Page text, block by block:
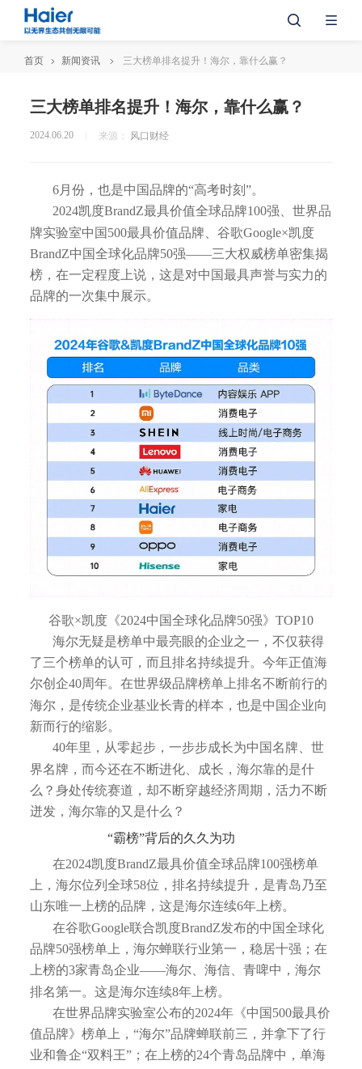
首页 新闻资讯 三大榜单排名提升！海尔，靠什么赢？
三大榜单排名提升！海尔，靠什么赢？
2024.06.20 来源： 风口财经
6月份，也是中国品牌的“高考时刻”。
2024凯度BrandZ最具价值全球品牌100强、世界品
牌实验室中国500最具价值品牌、谷歌Google×凯度
BrandZ中国全球化品牌50强——三大权威榜单密集揭
榜，在一定程度上说，这是对中国最具声誉与实力的
品牌的一次集中展示。
谷歌×凯度《2024中国全球化品牌50强》TOP10
海尔无疑是榜单中最亮眼的企业之一，不仅获得
了三个榜单的认可，而且排名持续提升。今年正值海
尔创企40周年。在世界级品牌榜单上排名不断前行的
海尔，是传统企业基业长青的样本，也是中国企业向
新而行的缩影。
40年里，从零起步，一步步成长为中国名牌、世
界名牌，而今还在不断进化、成长，海尔靠的是什
么？身处传统赛道，却不断穿越经济周期，活力不断
迸发，海尔靠的又是什么？
“霸榜”背后的久久为功
在2024凯度BrandZ最具价值全球品牌100强榜单
上，海尔位列全球58位，排名持续提升，是青岛乃至
山东唯一上榜的品牌，这是海尔连续6年上榜。
在谷歌Google联合凯度BrandZ发布的中国全球化
品牌50强榜单上，海尔蝉联行业第一，稳居十强；在
上榜的3家青岛企业——海尔、海信、青啤中，海尔
排名第一。这是海尔连续8年上榜。
在世界品牌实验室公布的2024年《中国500最具价
值品牌》榜单上，“海尔”品牌蝉联前三，并拿下了行
业和鲁企“双料王”；在上榜的24个青岛品牌中，单海